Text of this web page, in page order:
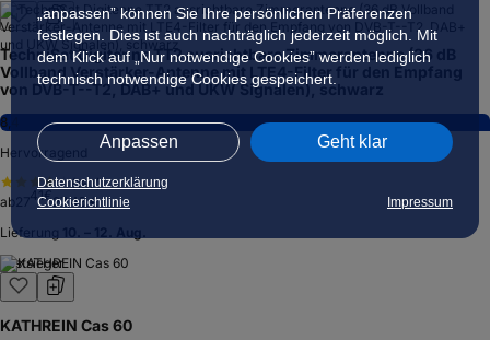
„anpassen” können Sie Ihre persönlichen Präferenzen
festlegen. Dies ist auch nachträglich jederzeit möglich. Mit
dem Klick auf „Nur notwendige Cookies” werden lediglich
technisch notwendige Cookies gespeichert.
Anpassen Geht klar
Datenschutzerklärung
Cookierichtlinie
Impressum
TechniSat Digitenne TT2 ausrichtbare Zimmerantenne (36 dB
Vollband Verstärker-Antenne mit LTE4-Filter für den Empfang
von DVB-T--T2, DAB+ und UKW Signalen), schwarz
8,4
Hervorragend
(167)
ab
41€ 27,45 €
Lieferung
Testsieger
KATHREIN Cas 60